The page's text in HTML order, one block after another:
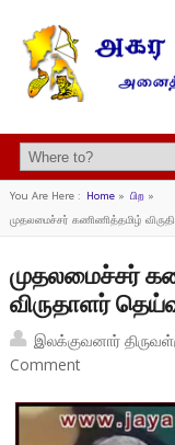
You Are Here : Home» பிற»
முதலமைச்சர் கணிணித்தமிழ்
முதலமைச்சர்
விருதாளர்
இலக்குவனார்
Comment